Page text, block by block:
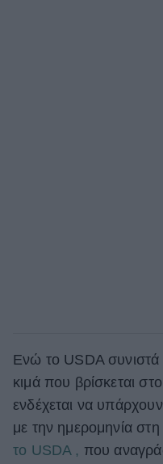
Ενώ το USDA συνιστά
κιμά που βρίσκεται
ενδέχεται να
με την ημερομηνία
το USDA , που